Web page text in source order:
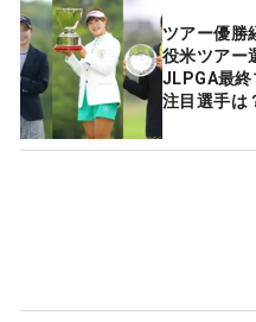
ツアー優勝
役米ツア
JLPGA最終
注目選手は